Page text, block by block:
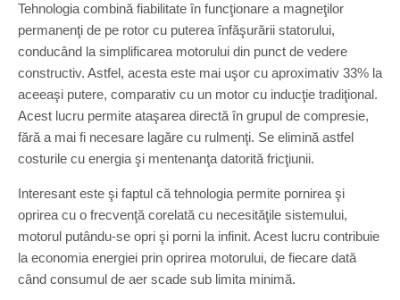
Tehnologia combină fiabilitate în funcţionare a magneţilor
permanenţi de pe rotor cu puterea înfăşurării statorului,
conducând la simplificarea motorului din punct de vedere
constructiv. Astfel, acesta este mai uşor cu aproximativ 33% la
aceeaşi putere, comparativ cu un motor cu inducţie tradiţional.
Acest lucru permite ataşarea directă în grupul de compresie,
fără a mai fi necesare lagăre cu rulmenţi. Se elimină astfel
costurile cu energia şi mentenanţa datorită fricţiunii.
Interesant este şi faptul că tehnologia permite pornirea şi
oprirea cu o frecvenţă corelată cu necesităţile sistemului,
motorul putându-se opri şi porni la infinit. Acest lucru contribuie
la economia energiei prin oprirea motorului, de fiecare dată
când consumul de aer scade sub limita minimă.